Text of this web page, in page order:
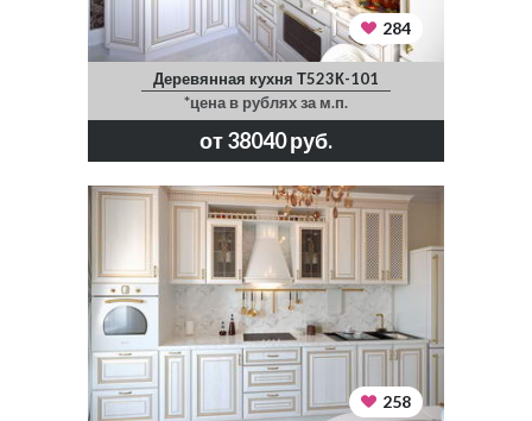
284
Деревянная кухня Т523К-101
*цена в рублях за м.п.
от 38040 руб.
258